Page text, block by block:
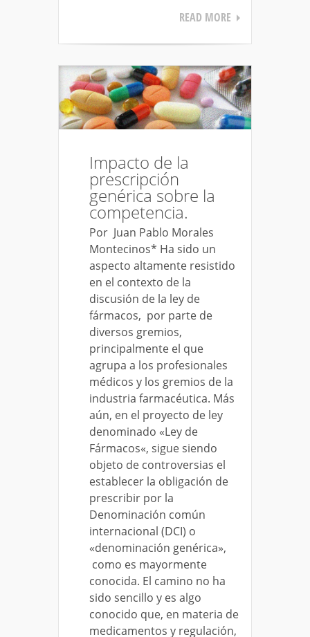
READ MORE
Impacto de la
prescripción
genérica sobre la
competencia.
Por Juan Pablo Morales
Montecinos* Ha sido un
aspecto altamente resistido
en el contexto de la
discusión de la ley de
fármacos, por parte de
diversos gremios,
principalmente el que
agrupa a los profesionales
médicos y los gremios de la
industria farmacéutica. Más
aún, en el proyecto de ley
denominado «Ley de
Fármacos«, sigue siendo
objeto de controversias el
establecer la obligación de
prescribir por la
Denominación común
internacional (DCI) o
«denominación genérica»,
como es mayormente
conocida. El camino no ha
sido sencillo y es algo
conocido que, en materia de
medicamentos y regulación,